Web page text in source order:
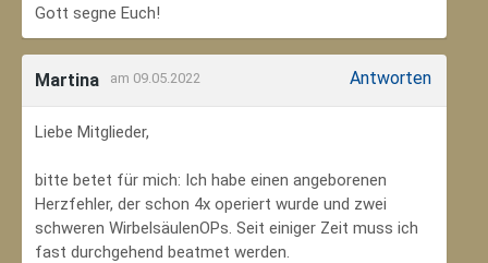
Gott segne Euch!
Martina am 09.05.2022 Antworten
Liebe Mitglieder,
bitte betet für mich: Ich habe einen angeborenen
Herzfehler, der schon 4x operiert wurde und zwei
schweren WirbelsäulenOPs. Seit einiger Zeit muss ich
fast durchgehend beatmet werden.